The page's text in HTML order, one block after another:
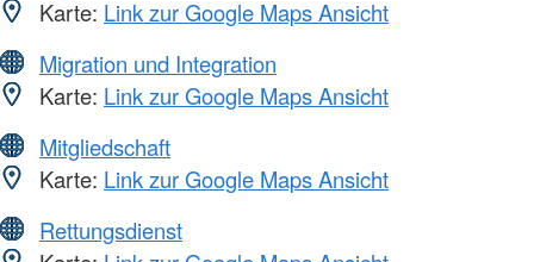
Karte: Link zur Google Maps Ansicht
Migration und Integration
Karte: Link zur Google Maps Ansicht
Mitgliedschaft
Karte: Link zur Google Maps Ansicht
Rettungsdienst